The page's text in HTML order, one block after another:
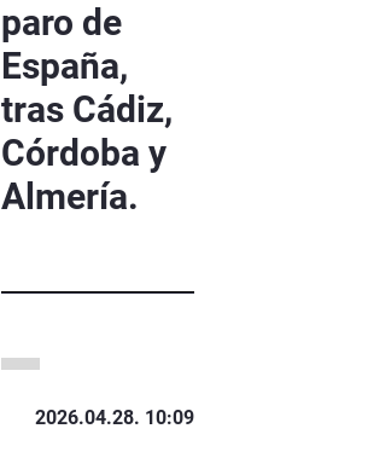
paro de
España,
tras Cádiz,
Córdoba y
Almería.
2026.04.28. 10:09